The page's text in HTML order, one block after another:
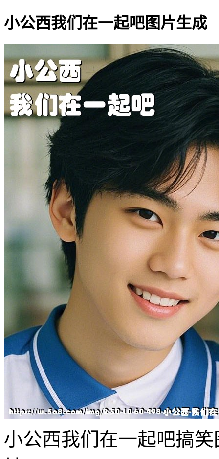
小公西我们在一起吧图片生成
小公西我们在一起吧搞笑